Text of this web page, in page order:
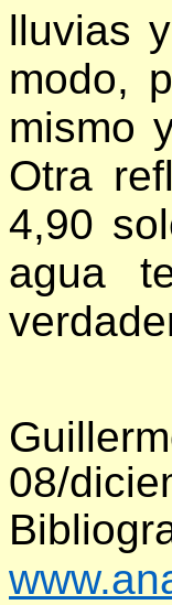
lluvias
modo,
mismo
Otra
4,90
agua
08/